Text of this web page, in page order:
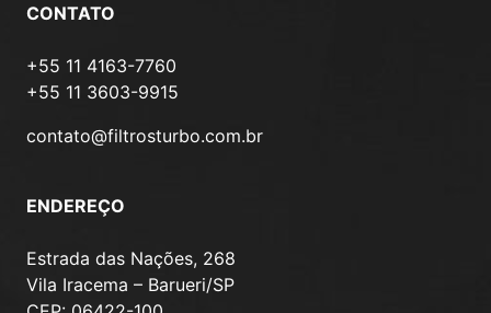
CONTATO
+55 11 4163-7760
+55 11 3603-9915
contato@filtrosturbo.com.br
ENDEREÇO
Estrada das Nações, 268
Vila Iracema – Barueri/SP